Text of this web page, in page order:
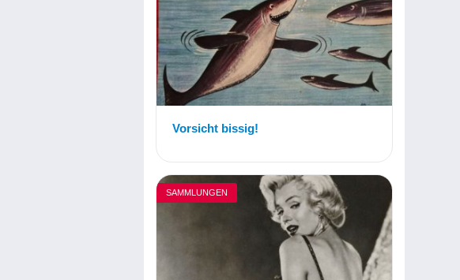
Vorsicht bissig!
SAMMLUNGEN